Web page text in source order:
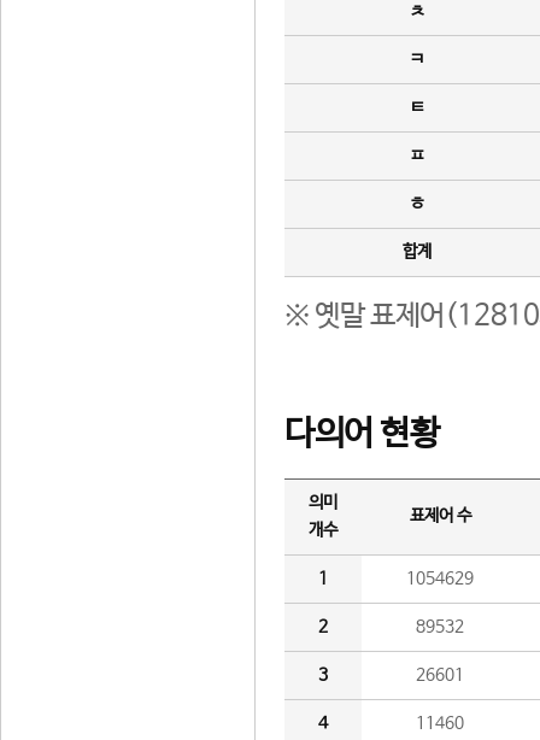
ㅊ
ㅋ
ㅌ
ㅍ
ㅎ
합계
※ 옛말 표제어(12810
다의어 현황
의미
개수
표제어 수
1 1054629
2 89532
3 26601
4 11460